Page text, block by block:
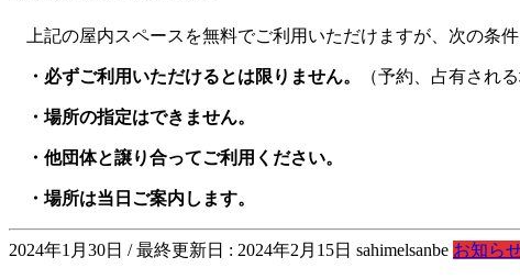
上記の屋内スペースを無料でご利用いただけますが、次の条件
・必ずご利用いただけるとは限りません。 （予約、占有され
・場所の指定はできません。
・他団体と譲り合ってご利用ください。
・場所は当日ご案内します。
2024年1月30日 / 最終更新日 : 2024年2月15日 sahimelsanbe お知ら